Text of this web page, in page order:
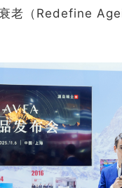
老（Redefine